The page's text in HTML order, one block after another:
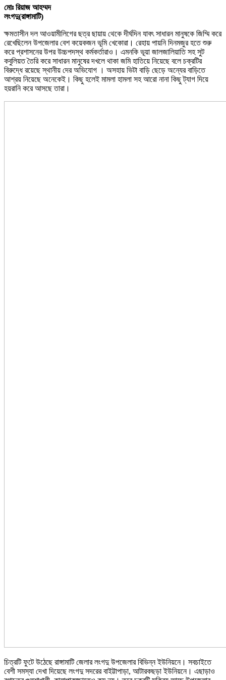
মোঃ রিয়াজ আহম্মদ
লংগদু(রাঙ্গামাটি)
ক্ষমতাসীন দল আওয়ামীলিগের ছত্র ছায়ায় থেকে দীর্ঘদিন যাবৎ সাধারন মানুষকে জিম্মি করে
রেখেছিলেন উপজেলার বেশ কয়েকজন ভূমি খেকোরা। রেহায় পায়নি দিনমজুর হতে শুরু
করে প্রশাসনের উপর উচ্চপদস্থ কর্মকর্তারাও। এমনকি ভূয়া জালজালিয়াতি সহ সুট
কবুলিয়ত তৈরি করে সাধারন মানুষের দখলে থাকা জমি হাতিয়ে নিয়েছে বলে চক্রটির
বিরুদ্ধে রয়েছে স্থানীয় দের অভিযোগ । অসহায় ভিটা বাড়ি ছেড়ে অন্যের বাড়িতে
আশ্রয় নিয়েছে অনেকেই। কিছু হলেই মামলা হামলা সহ আরো নানা কিছু ট্যাগ দিয়ে
হয়রানি করে আসছে তারা।
চিত্রটি ফুটে উঠেছে রাঙ্গামাটি জেলার লংগদু উপজেলার বিভিন্ন ইউনিয়নে। সবচাইতে
বেশী সমস্যা দেখা দিয়েছে লংগদু সদরের বাইট্টাপাড়া, আটারকছড়া ইউনিয়নে। এছাড়াও